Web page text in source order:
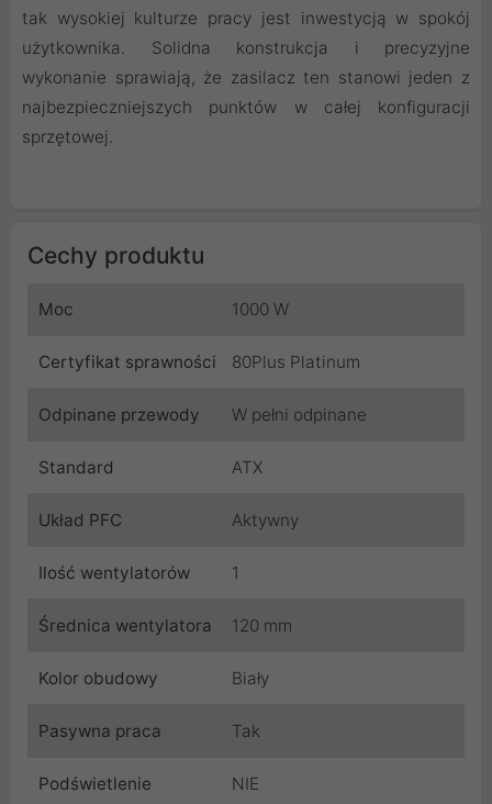
tak wysokiej kulturze pracy jest inwestycją w spokój
użytkownika. Solidna konstrukcja i precyzyjne
wykonanie sprawiają, że zasilacz ten stanowi jeden z
najbezpieczniejszych punktów w całej konfiguracji
sprzętowej.
Cechy produktu
Moc 1000 W
Certyfikat sprawności 80Plus Platinum
Odpinane przewody W pełni odpinane
Standard ATX
Układ PFC Aktywny
Ilość wentylatorów 1
Średnica wentylatora 120 mm
Kolor obudowy Biały
Pasywna praca Tak
Podświetlenie NIE